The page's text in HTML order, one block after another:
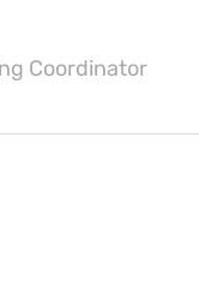
Coordinator